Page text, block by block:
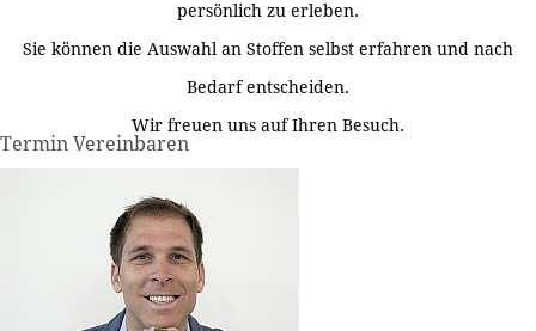
persönlich zu erleben.
Sie können die Auswahl an Stoffen selbst erfahren und nach
Bedarf entscheiden.
Wir freuen uns auf Ihren Besuch.
Termin Vereinbaren